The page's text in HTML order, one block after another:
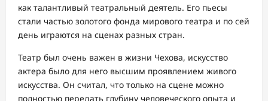
как талантливый театральный деятель. Его пьесы
стали частью золотого фонда мирового театра и по сей
день играются на сценах разных стран.
Театр был очень важен в жизни Чехова, искусство
актера было для него высшим проявлением живого
искусства. Он считал, что только на сцене можно
полностью передать глубину человеческого опыта и